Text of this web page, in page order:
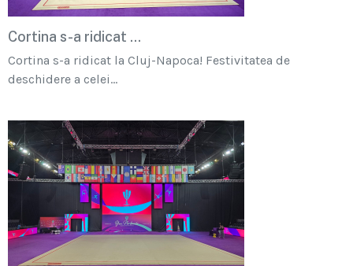
Cortina s-a ridicat ...
Cortina s-a ridicat la Cluj-Napoca! Festivitatea de
deschidere a celei...